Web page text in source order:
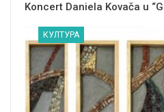
Koncert Daniela Kovača u
КУЛТУРА